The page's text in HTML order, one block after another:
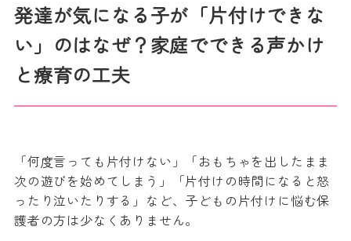
発達が気になる子が「片付けできな
い」のはなぜ？家庭でできる声かけ
と療育の工夫
「何度言っても片付けない」「おもちゃを出したまま
次の遊びを始めてしまう」「片付けの時間になると怒
ったり泣いたりする」など、子どもの片付けに悩む保
護者の方は少なくありません。